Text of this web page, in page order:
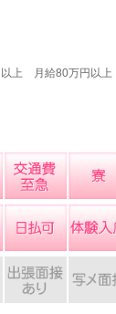
以上 月給80万円以上